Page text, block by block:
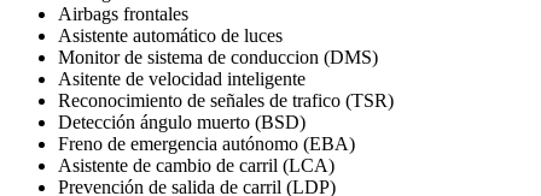
Airbags frontales
Asistente automático de luces
Monitor de sistema de conduccion (DMS)
Asitente de velocidad inteligente
Reconocimiento de señales de trafico (TSR)
Detección ángulo muerto (BSD)
Freno de emergencia autónomo (EBA)
Asistente de cambio de carril (LCA)
Prevención de salida de carril (LDP)